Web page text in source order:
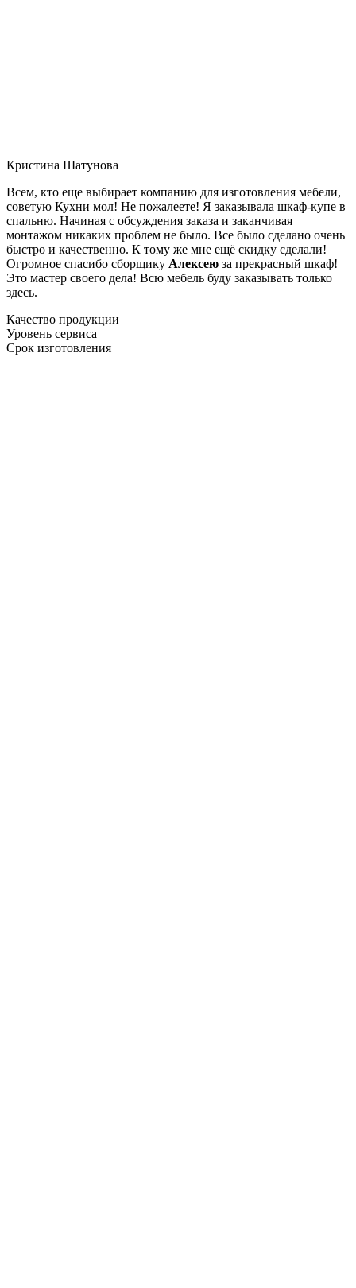
Кристина Шатунова
Всем, кто еще выбирает компанию для изготовления мебели,
советую Кухни мол! Не пожалеете! Я заказывала шкаф-купе в
спальню. Начиная с обсуждения заказа и заканчивая
монтажом никаких проблем не было. Все было сделано очень
быстро и качественно. К тому же мне ещё скидку сделали!
Огромное спасибо сборщику Алексею за прекрасный шкаф!
Это мастер своего дела! Всю мебель буду заказывать только
здесь.
Качество продукции
Уровень сервиса
Срок изготовления